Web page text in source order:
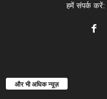
हमें संपर्क करें:
और भी अधिक न्यूज़